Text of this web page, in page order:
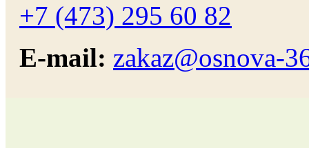
+7 (473) 295 60 82
E-mail: zakaz@osnova-